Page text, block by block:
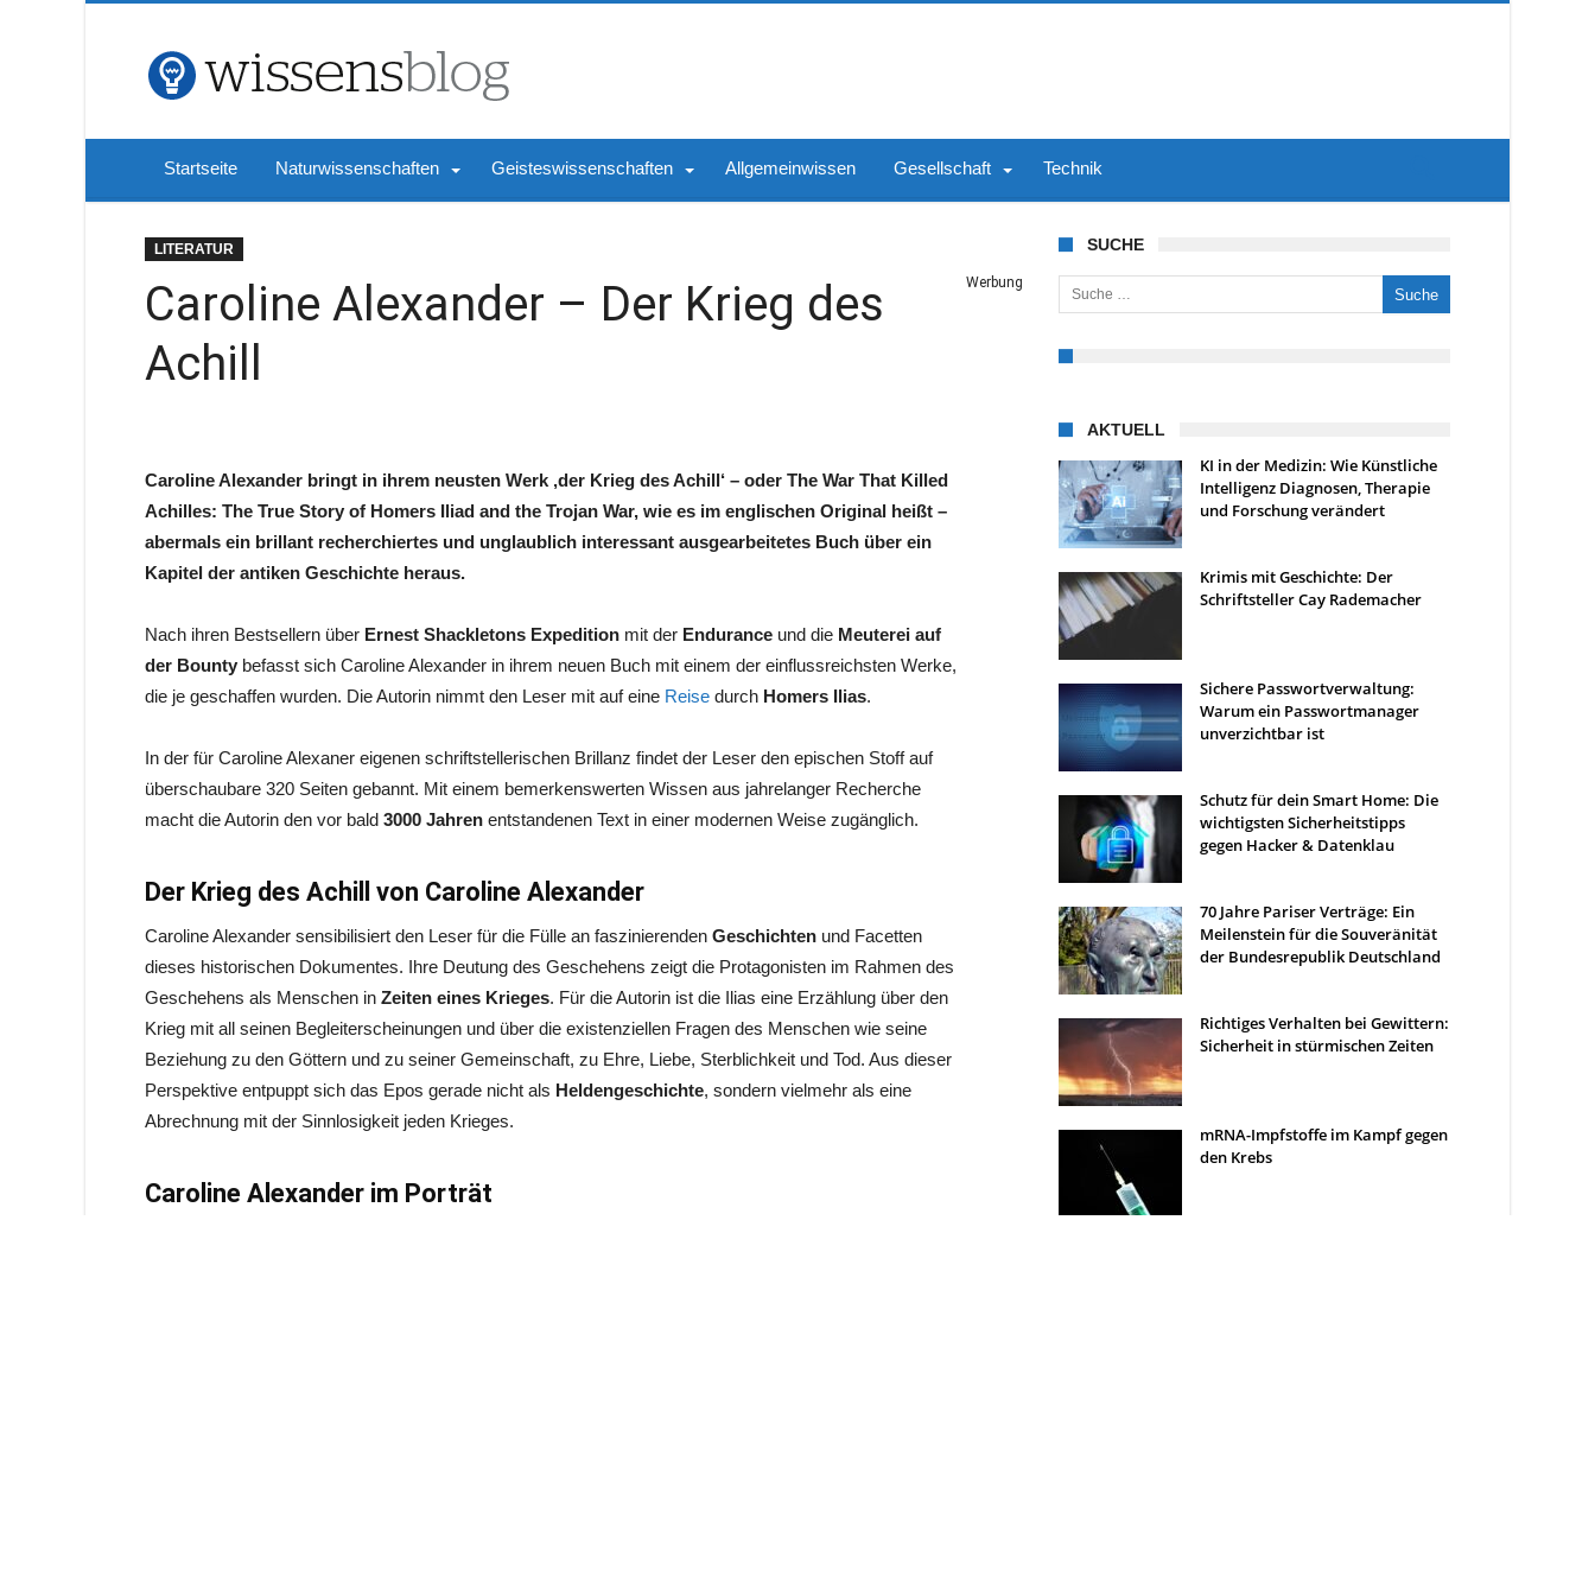
Startseite Naturwissenschaften Geisteswissenschaften Allgemeinwissen Gesellschaft Technik
LITERATUR
Caroline Alexander – Der Krieg des
Achill
Werbung
Caroline Alexander bringt in ihrem neusten Werk ‚der Krieg des Achill‘ – oder The War That Killed
Achilles: The True Story of Homers Iliad and the Trojan War, wie es im englischen Original heißt –
abermals ein brillant recherchiertes und unglaublich interessant ausgearbeitetes Buch über ein
Kapitel der antiken Geschichte heraus.
Nach ihren Bestsellern über Ernest Shackletons Expedition mit der Endurance und die Meuterei auf
der Bounty befasst sich Caroline Alexander in ihrem neuen Buch mit einem der einflussreichsten Werke,
die je geschaffen wurden. Die Autorin nimmt den Leser mit auf eine Reise durch Homers Ilias.
In der für Caroline Alexaner eigenen schriftstellerischen Brillanz findet der Leser den epischen Stoff auf
überschaubare 320 Seiten gebannt. Mit einem bemerkenswerten Wissen aus jahrelanger Recherche
macht die Autorin den vor bald 3000 Jahren entstandenen Text in einer modernen Weise zugänglich.
Der Krieg des Achill von Caroline Alexander
Caroline Alexander sensibilisiert den Leser für die Fülle an faszinierenden Geschichten und Facetten
dieses historischen Dokumentes. Ihre Deutung des Geschehens zeigt die Protagonisten im Rahmen des
Geschehens als Menschen in Zeiten eines Krieges. Für die Autorin ist die Ilias eine Erzählung über den
Krieg mit all seinen Begleiterscheinungen und über die existenziellen Fragen des Menschen wie seine
Beziehung zu den Göttern und zu seiner Gemeinschaft, zu Ehre, Liebe, Sterblichkeit und Tod. Aus dieser
Perspektive entpuppt sich das Epos gerade nicht als Heldengeschichte, sondern vielmehr als eine
Abrechnung mit der Sinnlosigkeit jeden Krieges.
Caroline Alexander im Porträt
SUCHE
Suche nach:
AKTUELL
KI in der Medizin: Wie Künstliche
Intelligenz Diagnosen, Therapie
und Forschung verändert
Krimis mit Geschichte: Der
Schriftsteller Cay Rademacher
Sichere Passwortverwaltung:
Warum ein Passwortmanager
unverzichtbar ist
Schutz für dein Smart Home: Die
wichtigsten Sicherheitstipps
gegen Hacker & Datenklau
70 Jahre Pariser Verträge: Ein
Meilenstein für die Souveränität
der Bundesrepublik Deutschland
Richtiges Verhalten bei Gewittern:
Sicherheit in stürmischen Zeiten
mRNA-Impfstoffe im Kampf gegen
den Krebs